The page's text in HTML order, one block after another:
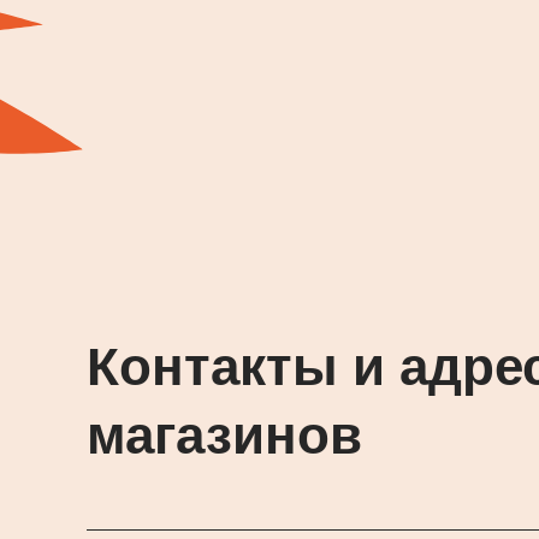
Контакты и
магазинов